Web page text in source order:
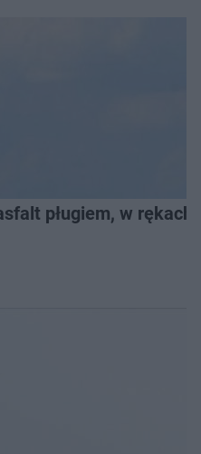
pługiem, w